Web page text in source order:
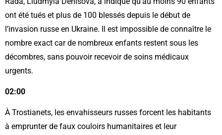
ont été tués et plus de 100 blessés depuis le début de
l’invasion russe en Ukraine. Il est impossible de connaître le
nombre exact car de nombreux enfants restent sous les
décombres, sans pouvoir recevoir de soins médicaux
urgents.
02:00
À Trostianets, les envahisseurs russes forcent les habitants
à emprunter de faux couloirs humanitaires et leur